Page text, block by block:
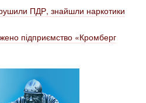
ПДР, знайшли наркотики
підприємство «Кромберг